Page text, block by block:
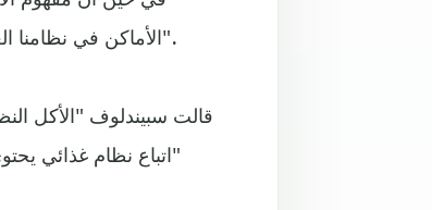
الأماكن في نظامنا الغذائي لتدليل أنفسنا، وتناول الأطعمة التقديرية، أو التي نتناولها "أحياناً".
قالت سبيندلوف "الأكل
"اتباع نظام غذائي